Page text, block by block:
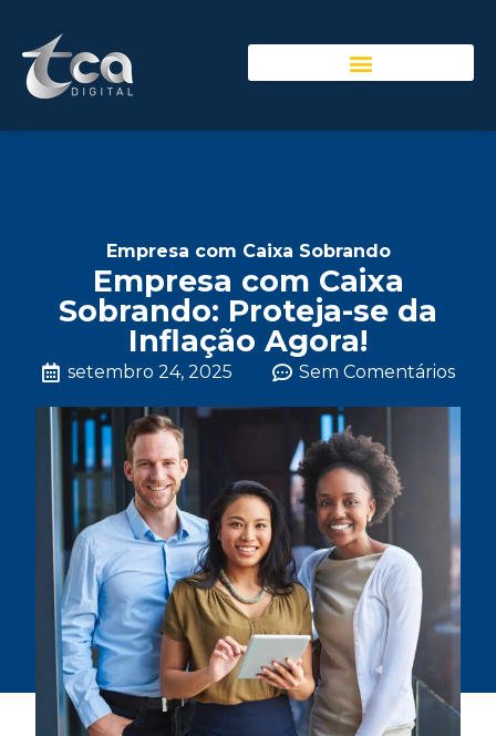
Empresa com Caixa Sobrando
Empresa com Caixa
Sobrando: Proteja-se da
Inflação Agora!
setembro 24, 2025 Sem Comentários